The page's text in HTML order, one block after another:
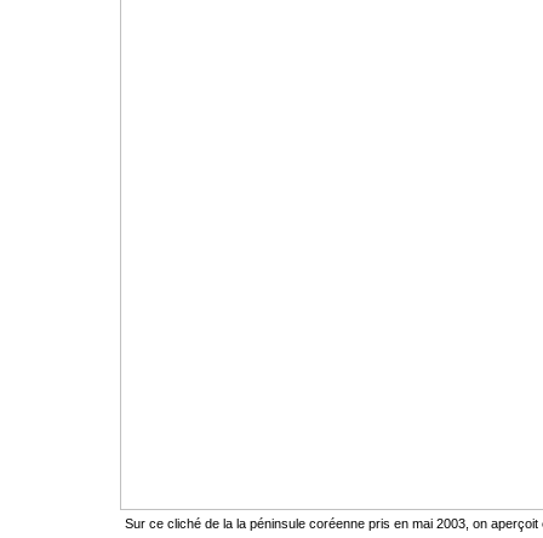
Sur ce cliché de la la péninsule coréenne pris en mai 2003, on